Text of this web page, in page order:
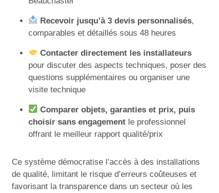
Recevoir jusqu’à 3 devis personnalisés,
comparables et détaillés sous 48 heures
Contacter directement les installateurs
pour discuter des aspects techniques, poser des
questions supplémentaires ou organiser une
visite technique
Comparer objets, garanties et prix, puis
choisir sans engagement le professionnel
offrant le meilleur rapport qualité/prix
Ce système démocratise l’accès à des installations
de qualité, limitant le risque d’erreurs coûteuses et
favorisant la transparence dans un secteur où les